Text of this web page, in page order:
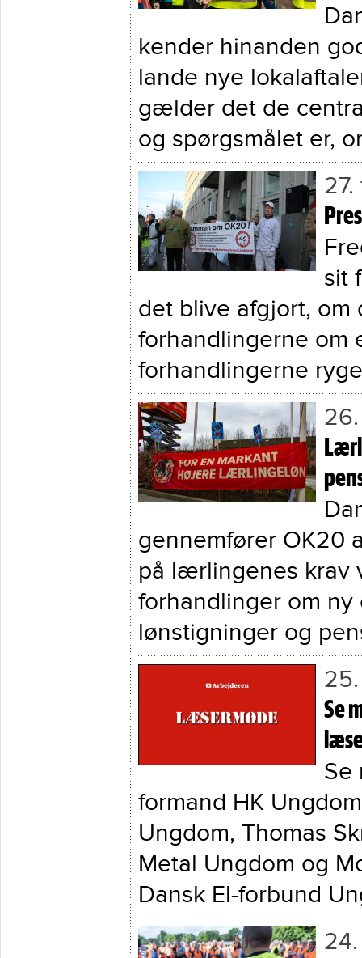
kender hinanden
lande nye
gælder det de
og spørgsmålet er,
sit
det blive afgjort,
forhandlingerne om
forhandlingerne
gennemfører OK20
på lærlingenes krav
forhandlinger om ny
lønstigninger og
Se
Se
formand HK
Ungdom, Thomas
Metal Ungdom og
Dansk El-forbund